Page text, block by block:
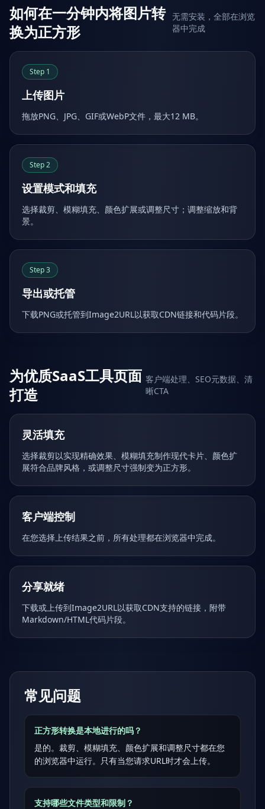
如何在一分钟内将图片转
换为正方形
无需安装，全部在浏览
器中完成
Step 1
上传图片
拖放PNG、JPG、GIF或WebP文件，最大12 MB。
Step2
设置模式和填充
选择裁剪、模糊填充、颜色扩展或调整尺寸；调整缩放和背
景。
Step3
导出或托管
下载PNG或托管到Image2URL以获取CDN链接和代码片段。
为优质SaaS工具页面
打造
客户端处理、SEO元数据、清
晰CTA
灵活填充
选择裁剪以实现精确效果、模糊填充制作现代卡片、颜色扩
展符合品牌风格，或调整尺寸强制变为正方形。
客户端控制
在您选择上传结果之前，所有处理都在浏览器中完成。
分享就绪
下载或上传到Image2URL以获取CDN支持的链接，附带
Markdown/HTML代码片段。
常见问题
正方形转换是本地进行的吗？
是的。裁剪、模糊填充、颜色扩展和调整尺寸都在您
的浏览器中运行。只有当您请求URL时才会上传。
支持哪些文件类型和限制？